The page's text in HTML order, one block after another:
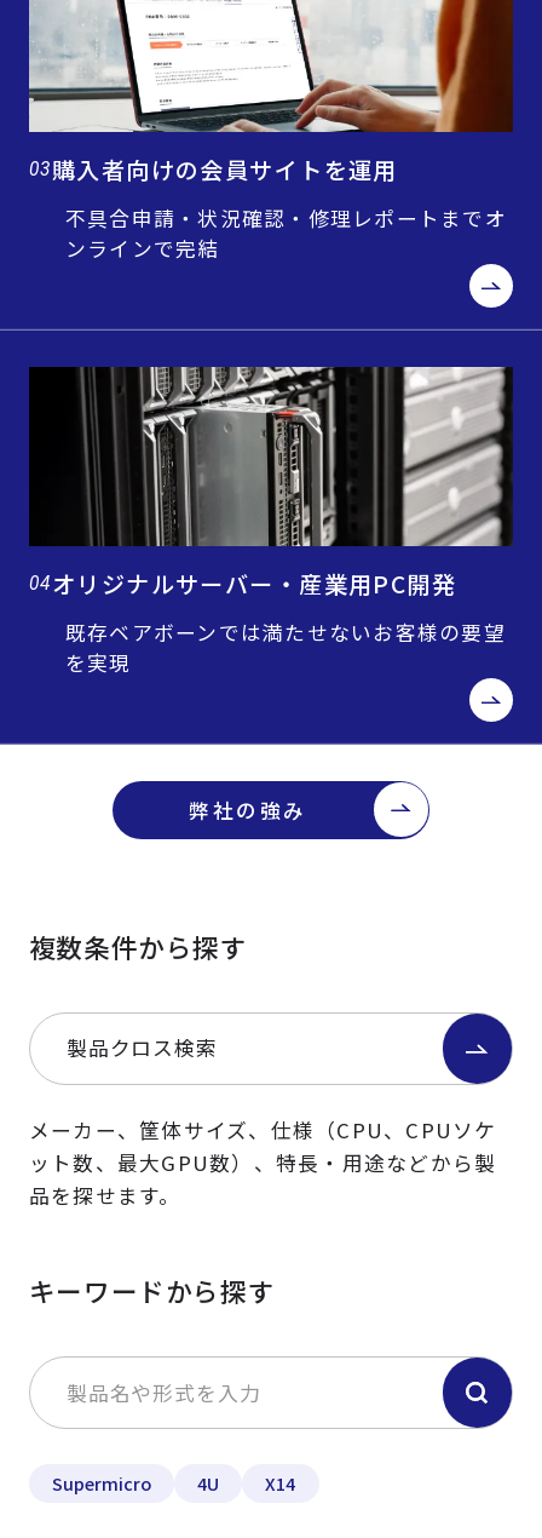
03購入者向けの会員サイトを運用
不具合申請・状況確認・修理レポートまでオ
ンラインで完結
04オリジナルサーバー・産業用PC開発
既存ベアボーンでは満たせないお客様の要望
を実現
弊社の強み
複数条件から探す
製品クロス検索
メーカー、筐体サイズ、仕様（CPU、CPUソケ
ット数、最大GPU数）、特長・用途などから製
品を探せます。
キーワードから探す
Supermicro 4U X14